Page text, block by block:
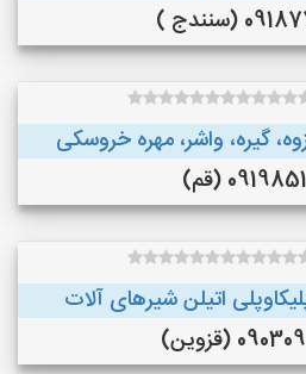
(سنندج )
گیره، واشر، مهره خروسکی
(قم)
اتیلن ‌شیرهای آلات
(قزوین)